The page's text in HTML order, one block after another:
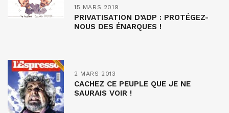
15 MARS 2019
PRIVATISATION D’ADP : PROTÉGEZ-
NOUS DES ÉNARQUES !
2 MARS 2013
CACHEZ CE PEUPLE QUE JE NE
SAURAIS VOIR !